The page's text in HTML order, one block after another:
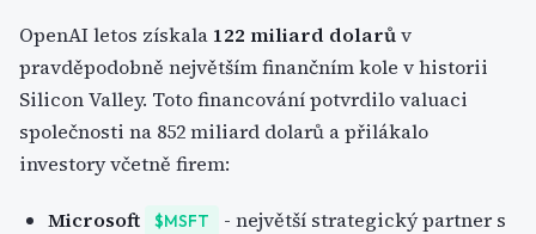
OpenAI letos získala 122 miliard dolarův
pravděpodobně největším finančním kole v historii
Silicon Valley. Toto financování potvrdilo valuaci
společnosti na 852 miliard dolarů a přilákalo
investory včetně firem:
Microsoft $MSFT
- největší strategický partner s